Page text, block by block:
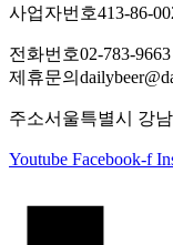
사업자번호413-86-
전화번호02-783-9663
제휴문의
주소서울특별시 강
Youtube Facebook-f